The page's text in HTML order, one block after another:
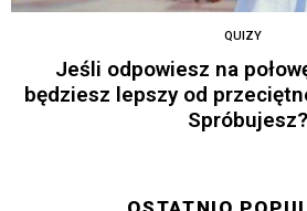
QUIZY
Jeśli odpowiesz na
będziesz lepszy od
Spróbujesz?